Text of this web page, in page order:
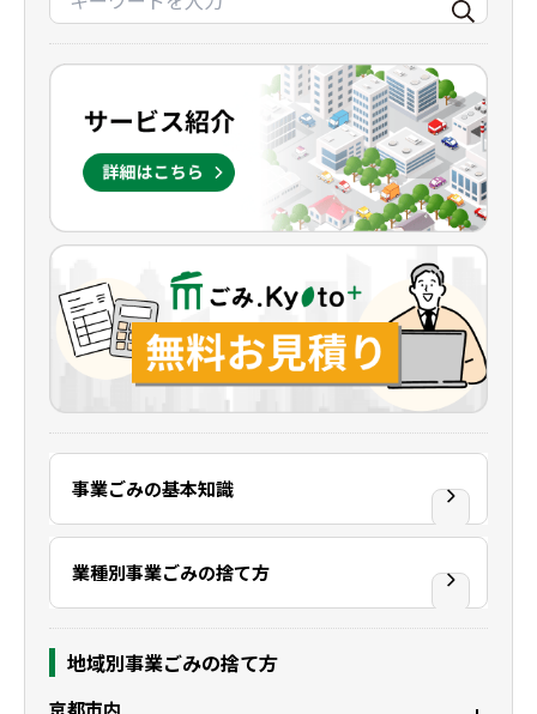
事業ごみの基本知識
業種別事業ごみの捨て方
地域別事業ごみの捨て方
京都市内